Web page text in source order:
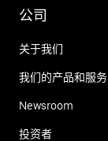
公司
关于我们
我们的产品和服务
Newsroom
投资者